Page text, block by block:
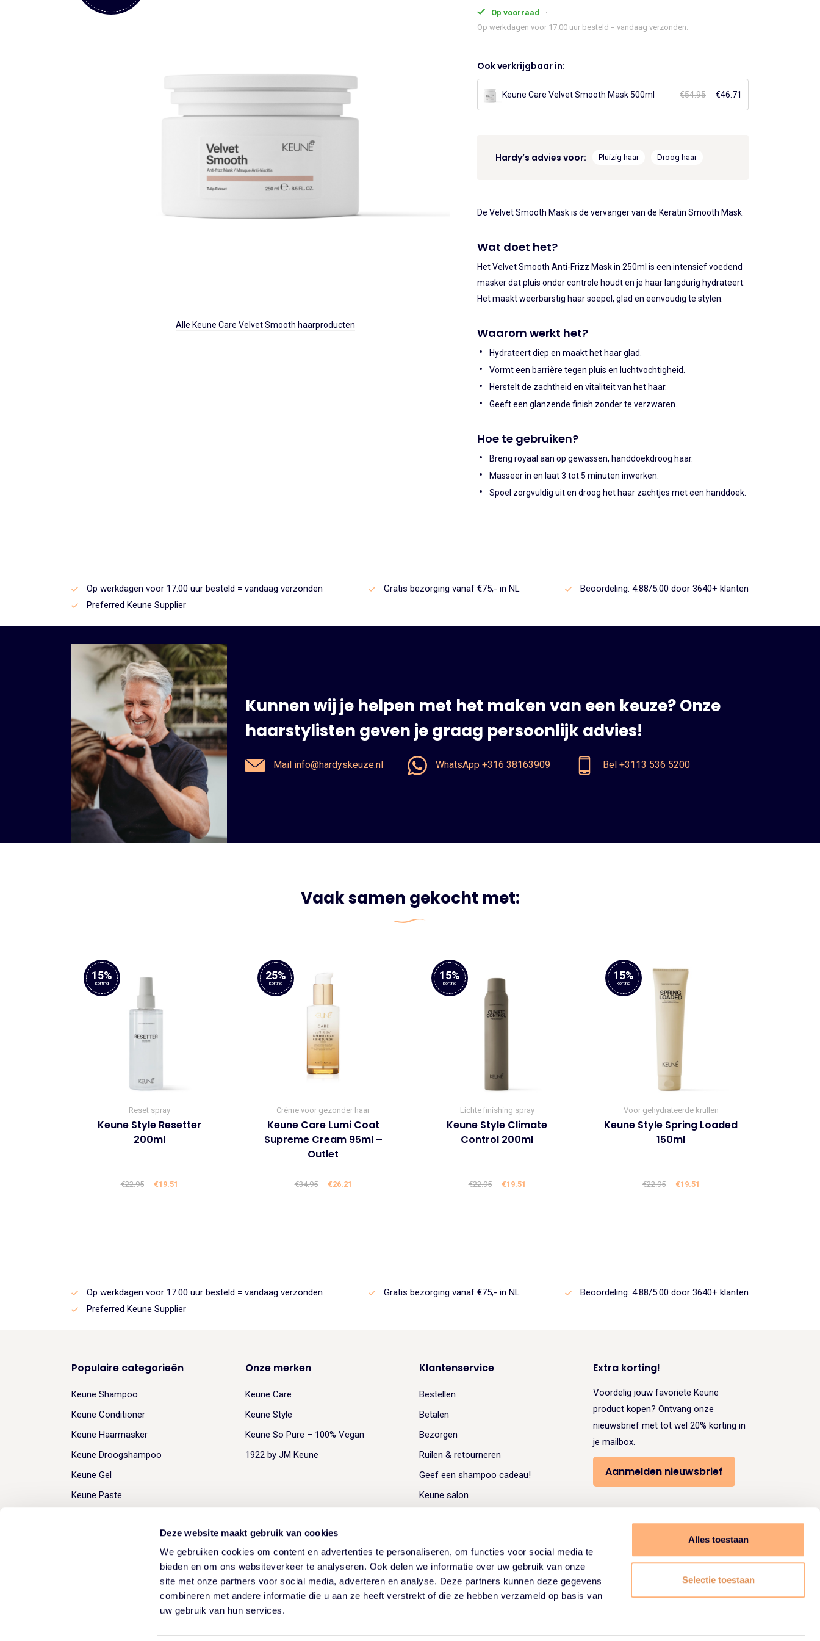
Deze website maakt gebruik van cookies
We gebruiken cookies om content en advertenties te personaliseren, om functies voor social media te
bieden en om ons websiteverkeer te analyseren. Ook delen we informatie over uw gebruik van onze
site met onze partners voor social media, adverteren en analyse. Deze partners kunnen deze gegevens
combineren met andere informatie die u aan ze heeft verstrekt of die ze hebben verzameld op basis van
uw gebruik van hun services.
Alles toestaan
Selectie toestaan
Alle Keune Care Velvet Smooth haarproducten
€33.45.€28.43.
Care
Velvet
aantal
Op voorraad
Op werkdagen voor 17.00 uur besteld = vandaag verzonden.
Ook verkrijgbaar in:
Keune Care Velvet Smooth Mask 500ml €54.95
Oorspronkelijke
prijs
€46.71
prijs
Hardy’s advies voor: Pluizig haar Droog haar
De Velvet Smooth Mask is de vervanger van de Keratin Smooth Mask.
Wat doet het?
Het Velvet Smooth Anti-Frizz Mask in 250ml is een intensief voedend
masker dat pluis onder controle houdt en je haar langdurig hydrateert.
Het maakt weerbarstig haar soepel, glad en eenvoudig te stylen.
Waarom werkt het?
Hydrateert diep en maakt het haar glad.
Vormt een barrière tegen pluis en luchtvochtigheid.
Herstelt de zachtheid en vitaliteit van het haar.
Geeft een glanzende finish zonder te verzwaren.
Hoe te gebruiken?
Breng royaal aan op gewassen, handdoekdroog haar.
Masseer in en laat 3 tot 5 minuten inwerken.
Spoel zorgvuldig uit en droog het haar zachtjes met een handdoek.
Op werkdagen voor 17.00 uur besteld = vandaag verzonden Gratis bezorging vanaf €75,- in NL
Beoordeling: 4.88/5.00 door 3640+ klanten
Preferred Keune Supplier
Kunnen wij je helpen met het maken van een keuze? Onze
haarstylisten geven je graag persoonlijk advies!
Mail info@hardyskeuze.nl WhatsApp +316 38163909 Bel +3113 536 5200
Vaak samen gekocht met:
15%
korting
Reset spray
Keune Style Resetter
200ml
€22.95
Oorspronkelijke
€19.51
25%
korting
Crème voor gezonder haar
Keune Care Lumi Coat
Supreme Cream 95ml –
Outlet
€34.95
Oorspronkelijke
€26.21
15%
korting
Lichte finishing spray
Keune Style Climate
Control 200ml
€22.95
Oorspronkelijke
€19.51
15%
korting
Voor gehydrateerde krullen
Keune Style Spring Loaded
150ml
€22.95
Oorspronkelijke
€19.51
Op werkdagen voor 17.00 uur besteld = vandaag verzonden Gratis bezorging vanaf €75,- in NL
Beoordeling: 4.88/5.00 door 3640+ klanten
Preferred Keune Supplier
Populaire categorieën
Keune Shampoo
Keune Conditioner
Keune Haarmasker
Keune Droogshampoo
Keune Gel
Keune Paste
Onze merken
Keune Care
Keune Style
Keune So Pure – 100% Vegan
1922 by JM Keune
Klantenservice
Bestellen
Betalen
Bezorgen
Ruilen & retourneren
Geef een shampoo cadeau!
Keune salon
Extra korting!
Voordelig jouw favoriete Keune
product kopen? Ontvang onze
nieuwsbrief met tot wel 20% korting in
je mailbox.
Aanmelden nieuwsbrief
Volg ons:
Deutsch